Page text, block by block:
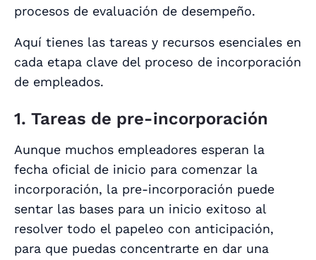
procesos de evaluación de desempeño.
Aquí tienes las tareas y recursos esenciales en
cada etapa clave del proceso de incorporación
de empleados.
1. Tareas de pre-incorporación
Aunque muchos empleadores esperan la
fecha oficial de inicio para comenzar la
incorporación, la pre-incorporación puede
sentar las bases para un inicio exitoso al
resolver todo el papeleo con anticipación,
para que puedas concentrarte en dar una